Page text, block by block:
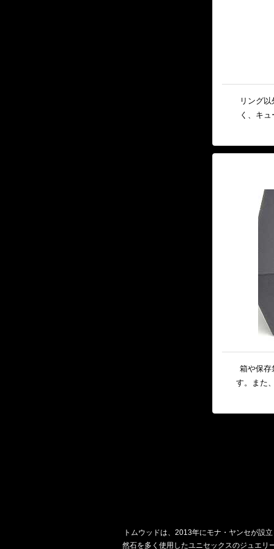
リング
く、キ
箱や保存
す。また
トムウッドは、2013年にモナ・ヤンセが設
然石を多く使用したユニセックスのジュエ